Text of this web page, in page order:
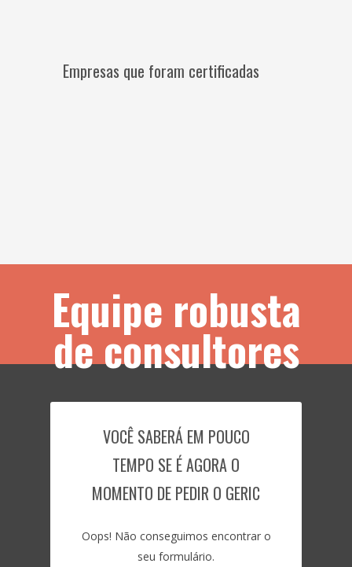
Empresas que foram certificadas
Equipe robusta
de consultores
VOCÊ SABERÁ EM POUCO
TEMPO SE É AGORA O
MOMENTO DE PEDIR O GERIC
Oops! Não conseguimos encontrar o
seu formulário.